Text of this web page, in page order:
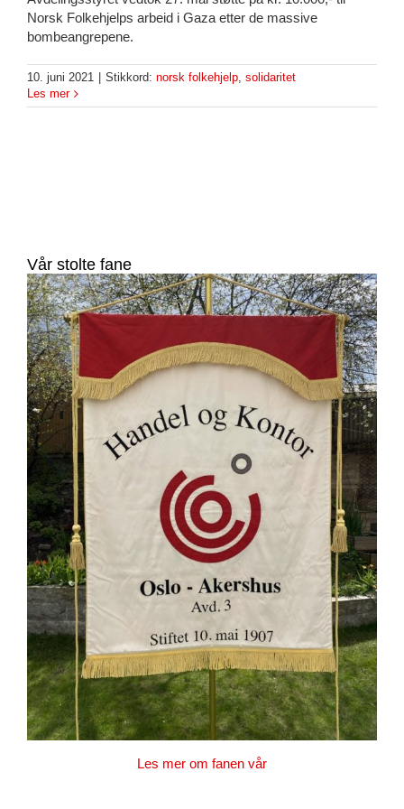
Norsk Folkehjelps arbeid i Gaza etter de massive
bombeangrepene.
10. juni 2021 Stikkord: norsk folkehjelp, solidaritet
Les mer
Vår stolte fane
Les mer om fanen vår